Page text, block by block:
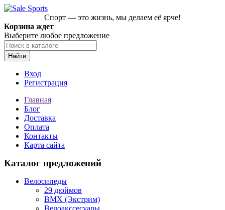
Спорт — это жизнь, мы делаем её ярче!
Корзина ждет
Выберите любое предложение
Найти
Вход
Регистрация
Главная
Блог
Доставка
Оплата
Контакты
Карта сайта
Каталог предложений
Велосипеды
29 дюймов
BMX (Экстрим)
Велоакссесуары